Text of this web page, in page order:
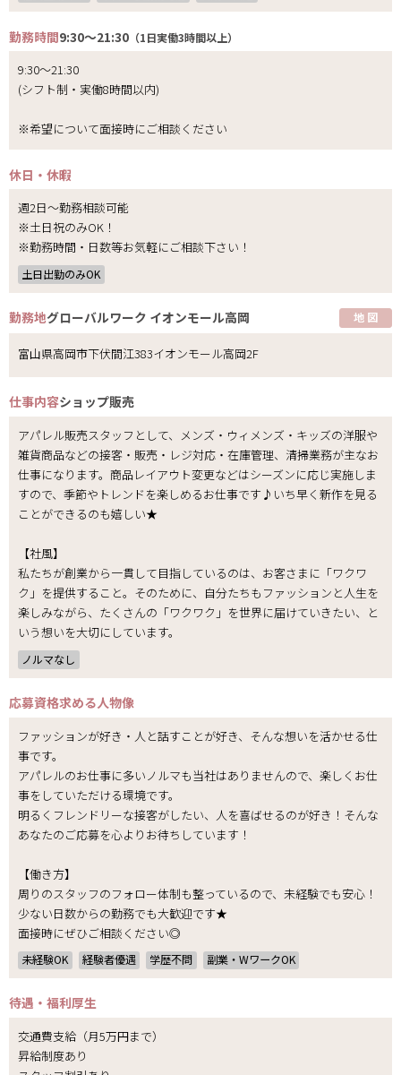
勤務時間9:30～21:30 （1日実働3時間以上）
9:30～21:30
(シフト制・実働8時間以内)
※希望について面接時にご相談ください
休日・休暇
週2日～勤務相談可能
※土日祝のみOK！
※勤務時間・日数等お気軽にご相談下さい！
土日出勤のみOK
勤務地グローバルワーク イオンモール高岡 地 図
富山県高岡市下伏間江383イオンモール高岡2F
仕事内容ショップ販売
アパレル販売スタッフとして、メンズ・ウィメンズ・キッズの洋服や
雑貨商品などの接客・販売・レジ対応・在庫管理、清掃業務が主なお
仕事になります。商品レイアウト変更などはシーズンに応じ実施しま
すので、季節やトレンドを楽しめるお仕事です♪いち早く新作を見る
ことができるのも嬉しい★
【社風】
私たちが創業から一貫して目指しているのは、お客さまに「ワクワ
ク」を提供すること。そのために、自分たちもファッションと人生を
楽しみながら、たくさんの「ワクワク」を世界に届けていきたい、と
いう想いを大切にしています。
ノルマなし
応募資格求める人物像
ファッションが好き・人と話すことが好き、そんな想いを活かせる仕
事です。
アパレルのお仕事に多いノルマも当社はありませんので、楽しくお仕
事をしていただける環境です。
明るくフレンドリーな接客がしたい、人を喜ばせるのが好き！そんな
あなたのご応募を心よりお待ちしています！
【働き方】
周りのスタッフのフォロー体制も整っているので、未経験でも安心！
少ない日数からの勤務でも大歓迎です★
面接時にぜひご相談ください◎
未経験OK 経験者優遇 学歴不問 副業・WワークOK
待遇・福利厚生
交通費支給（月5万円まで）
昇給制度あり